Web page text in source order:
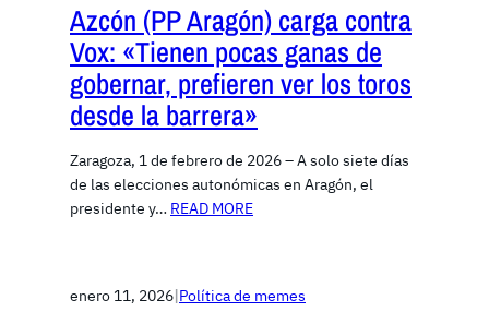
Azcón (PP Aragón) carga contra
Vox: «Tienen pocas ganas de
gobernar, prefieren ver los toros
desde la barrera»
Zaragoza, 1 de febrero de 2026 – A solo siete días
de las elecciones autonómicas en Aragón, el
presidente y… READ MORE
enero 11, 2026|Política de memes